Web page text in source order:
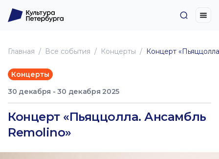
Главная Все события Концерты Концерт
Концерты
30 декабря - 30 декабря 2025
Концерт «Пьяццолла. Ансамбль
Remolino»